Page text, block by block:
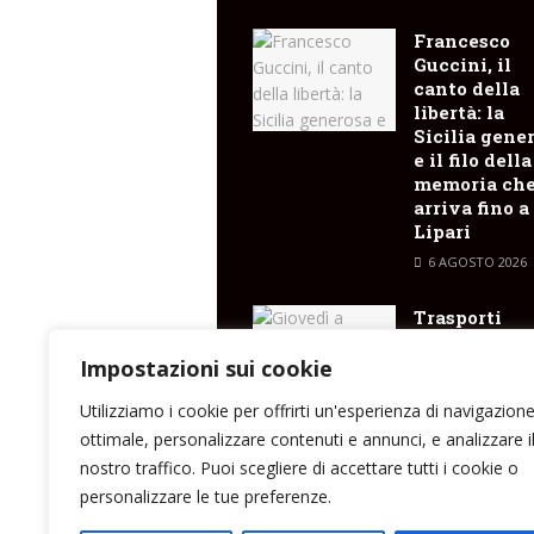
Impostazioni sui cookie
Utilizziamo i cookie per offrirti un'esperienza di navigazione
ottimale, personalizzare contenuti e annunci, e analizzare il
nostro traffico. Puoi scegliere di accettare tutti i cookie o
personalizzare le tue preferenze.
Francesco
Guccini, il
canto della
libertà: la
Sicilia
e il filo della
memoria
arriva fino a
Lipari
6 AGOSTO 2026
Trasporti
6 AGOSTO 2026